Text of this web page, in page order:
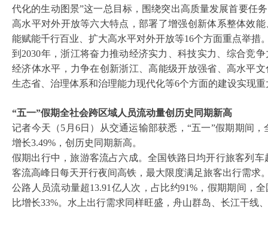
代化的生动图景”这一总目标，围绕突出高质量发展首要任
高水平对外开放等六大特点，部署了增强创新体系整体效
能赋能千行百业、扩大高水平对外开放等16个方面重点举措
到 2030年，浙江将奋力推动经济实力、科技实力、综合竞
经济体水平，力争在创新浙江、高能级开放强省、高水平
生态省、治理体系和治理能力现代化等6个方面的建设实现
“五一”假期全社会跨区域人员流动量创历史同期新高
记者今天（5月6日）从交通运输部获悉，“五一”假期期间
增长3.49%，创历史同期新高。
假期出行中，旅游客流占六成。全国铁路日均开行旅客列车
客流高峰日每天开行夜间高铁，最大限度满足旅客出行需求
公路人员流动量超13.91亿人次，占比约91%，假期期间，
比增长33%。水上出行需求同样旺盛，舟山群岛、长江干线